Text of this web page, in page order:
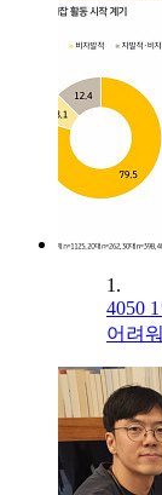
1.
4050
어려